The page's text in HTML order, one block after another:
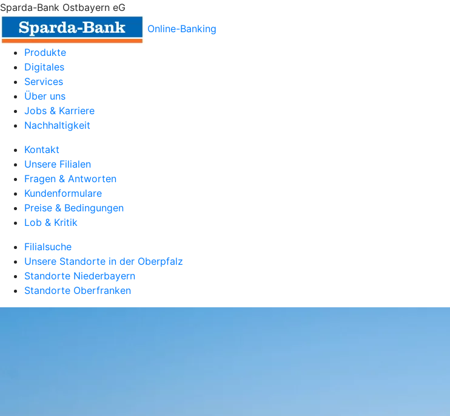
Sparda-Bank Ostbayern eG
Online-Banking
Produkte
Digitales
Services
Über uns
Jobs & Karriere
Nachhaltigkeit
Kontakt
Unsere Filialen
Fragen & Antworten
Kundenformulare
Preise & Bedingungen
Lob & Kritik
Filialsuche
Unsere Standorte in der Oberpfalz
Standorte Niederbayern
Standorte Oberfranken